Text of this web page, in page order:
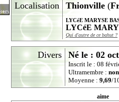
Localisation Thionville (
LYCéE MARYSE
LYCéE
Qui d'autre de ce bahut ?
Divers Né le : 02
Inscrit le : 08
Ultramembre : non
Moyenne : 9,69/
aime